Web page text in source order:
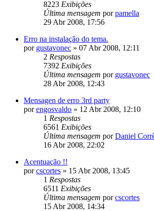
8223 Exibições
Última mensagem porpamella
29 Abr 2008, 17:56
Erro na instalação do tema.
por gustavonec » 07 Abr 2008, 12:11
2 Respostas
7392 Exibições
Última mensagem por gustavonec
28 Abr 2008, 12:43
Mensagen de erro 3rd party
porengosvaldo » 12 Abr 2008, 12:10
1 Respostas
6561 Exibições
Última mensagem porDaniel
16 Abr 2008, 22:02
Acentuação !!
porcscortes » 15 Abr 2008, 13:45
1 Respostas
6511 Exibições
Última mensagem porcscortes
15 Abr 2008, 14:34